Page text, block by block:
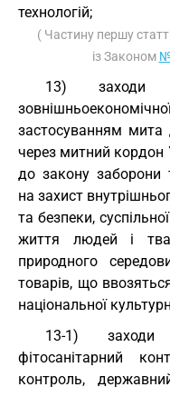
технологій;
( Частину першу
із Законом №
13) заходи
застосуванням
через митний кордон
до закону заборони
на захист
та безпеки,
життя людей і
природного
товарів, що
національної
13-1)
фітосанітарний
контроль,